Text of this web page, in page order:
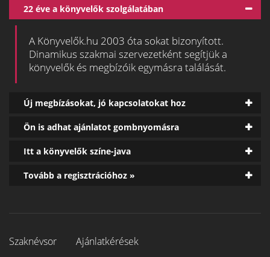
22 éve a könyvelők szolgálatában
A Könyvelők.hu 2003 óta sokat bizonyított.
Dinamikus szakmai szervezetként segítjük a
könyvelők és megbízóik egymásra találását.
Új megbízásokat, jó kapcsolatokat hoz
Ön is adhat ajánlatot gombnyomásra
Itt a könyvelők színe-java
Tovább a regisztrációhoz »
Szaknévsor
Ajánlatkérések